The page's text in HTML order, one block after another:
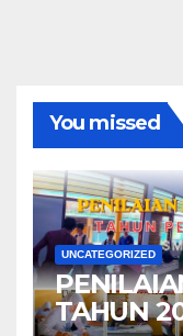
You missed
UNCATEGORIZED
TAHUN